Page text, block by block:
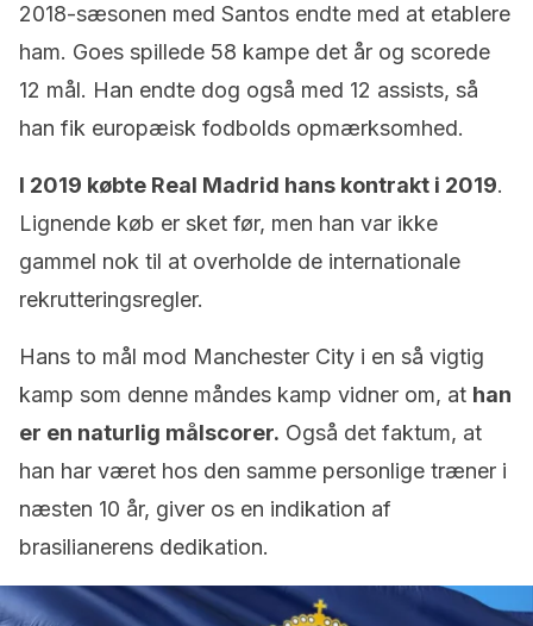
2018-sæsonen med Santos endte med at etablere
ham. Goes spillede 58 kampe det år og scorede
12 mål. Han endte dog også med 12 assists, så
han fik europæisk fodbolds opmærksomhed.
I 2019 købte Real Madrid hans kontrakt i 2019.
Lignende køb er sket før, men han var ikke
gammel nok til at overholde de internationale
rekrutteringsregler.
Hans to mål mod Manchester City i en så vigtig
kamp som denne måndes kamp vidner om, at han
er en naturlig målscorer. Også det faktum, at
han har været hos den samme personlige træner i
næsten 10 år, giver os en indikation af
brasilianerens dedikation.